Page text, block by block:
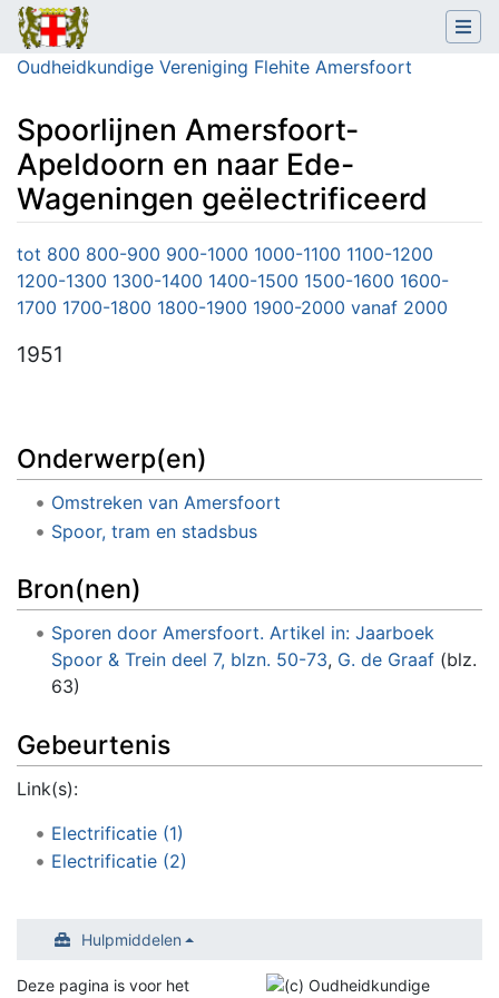
Oudheidkundige Vereniging Flehite Amersfoort
Spoorlijnen Amersfoort-
Apeldoorn en naar Ede-
Wageningen geëlectrificeerd
Ga naar: navigatie ,zoeken
tot 800 800-900 900-1000 1000-1100 1100-1200
1200-1300 1300-1400 1400-1500 1500-1600 1600-
1700 1700-1800 1800-1900 1900-2000 vanaf 2000
1951
Onderwerp(en)
Omstreken van Amersfoort
Spoor, tram en stadsbus
Bron(nen)
Sporen door Amersfoort. Artikel in: Jaarboek
Spoor & Trein deel 7, blzn. 50-73, G. de Graaf(blz.
63)
Gebeurtenis
Link(s):
Electrificatie (1)
Electrificatie (2)
Hulpmiddelen
Deze pagina is voor het